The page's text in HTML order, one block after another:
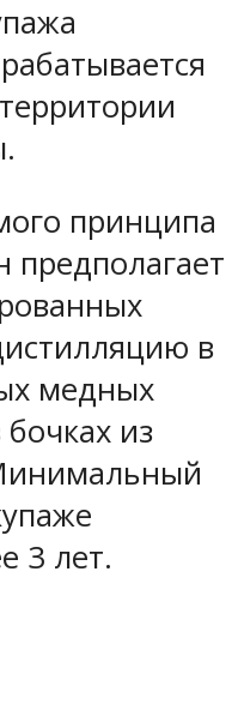
принципа
предполагает
в
медных
из
3 лет.